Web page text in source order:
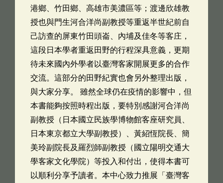
港鄉、竹田鄉、高雄市美濃區等；渡邊欣雄教
授也與門生河合洋尚副教授等重返半世紀前自
己訪查的屏東竹田頭崙、內埔及佳冬等客庄，
這段日本學者重返田野的行程深具意義，更期
待未來國內外學者以臺灣客家開展更多的合作
交流。這部分的田野紀實也會另外整理出版，
與大家分享。 雖然全球仍在疫情的影響中，但
本書能夠按照時程出版，要特別感謝河合洋尚
副教授（日本國立民族學博物館客座研究員、
日本東京都立大學副教授）、黃紹恆院長、簡
美玲副院長及羅烈師副教授（國立陽明交通大
學客家文化學院）等投入和付出，使得本書可
以順利分享予讀者。本中心致力推展「臺灣客